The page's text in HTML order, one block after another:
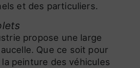
et des particuliers.
propose une large
Que ce soit pour
peinture des véhicules